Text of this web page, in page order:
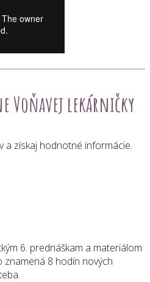
Voňavej lekárničky
a získaj hodnotné informácie.
6. prednáškam a materiálom
znamená 8 hodín nových